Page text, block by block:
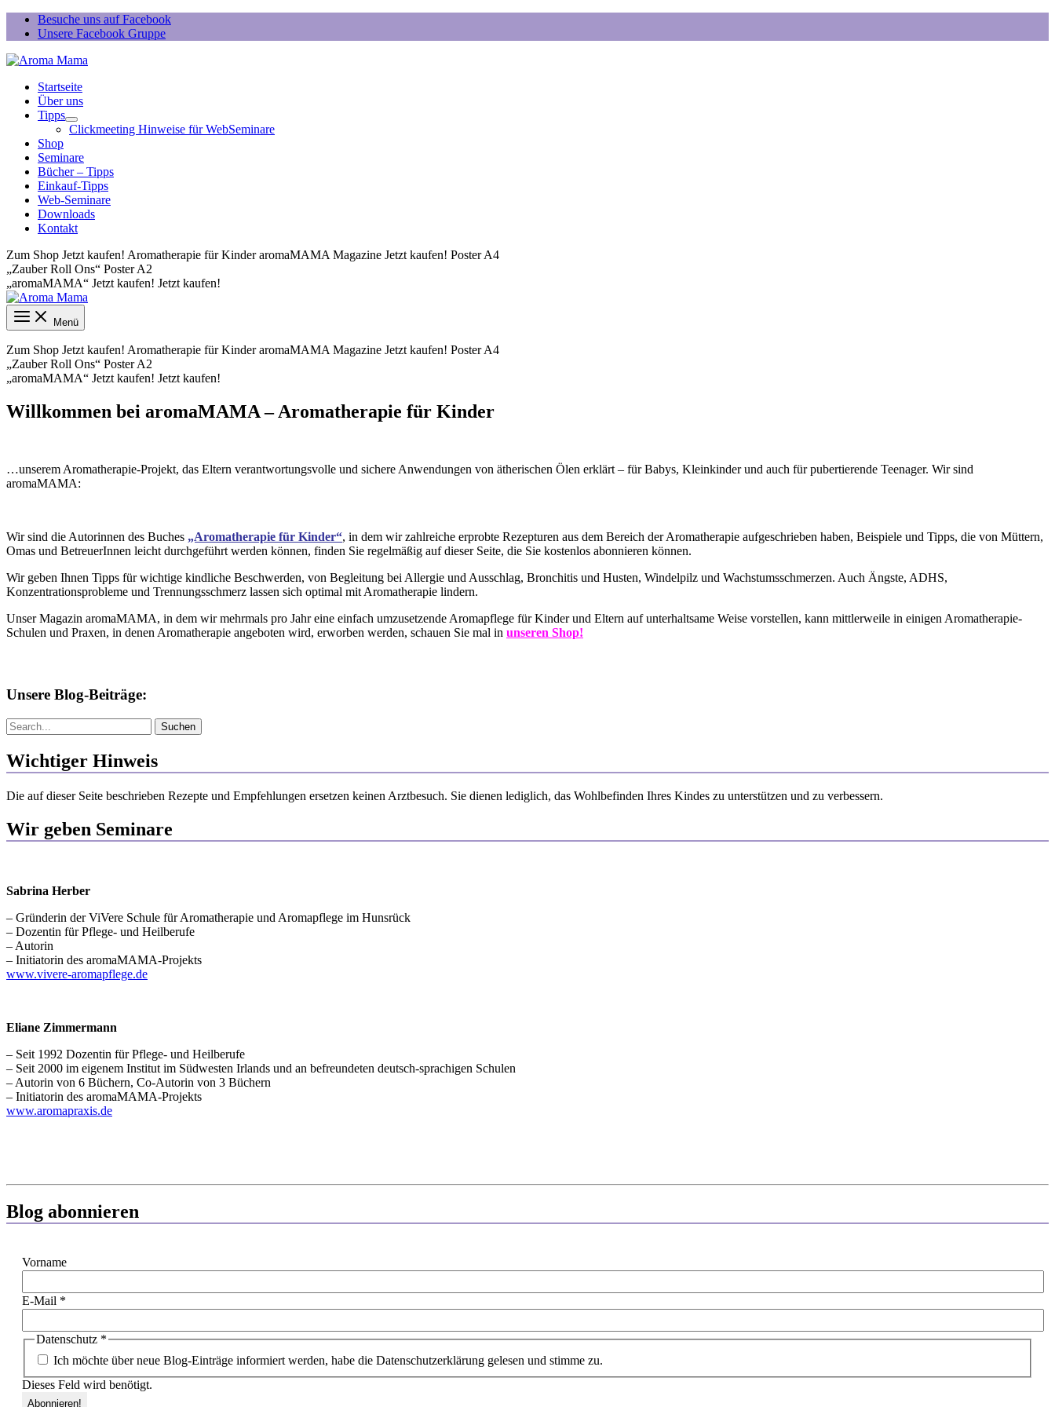
Zum
Inhalt
Besuche uns auf Facebook
Unsere Facebook Gruppe
Startseite
Über uns
Tipps
Clickmeeting Hinweise für WebSeminare
Shop
Seminare
Bücher – Tipps
Einkauf-Tipps
Web-Seminare
Downloads
Kontakt
Zum Shop Jetzt kaufen! Aromatherapie für Kinder aromaMAMA Magazine Jetzt kaufen! Poster A4
„Zauber Roll Ons“ Poster A2
„aromaMAMA“ Jetzt kaufen! Jetzt kaufen!
Menü
Zum Shop Jetzt kaufen! Aromatherapie für Kinder aromaMAMA Magazine Jetzt kaufen! Poster A4
„Zauber Roll Ons“ Poster A2
„aromaMAMA“ Jetzt kaufen! Jetzt kaufen!
Willkommen bei aromaMAMA – Aromatherapie für Kinder
…unserem Aromatherapie-Projekt, das Eltern verantwortungsvolle und sichere Anwendungen von ätherischen Ölen erklärt – für Babys, Kleinkinder und auch für pubertierende Teenager. Wir sind
aromaMAMA:
Wir sind die Autorinnen des Buches „Aromatherapie für Kinder“, in dem wir zahlreiche erprobte Rezepturen aus dem Bereich der Aromatherapie aufgeschrieben haben, Beispiele und Tipps, die von Müttern,
Omas und BetreuerInnen leicht durchgeführt werden können, finden Sie regelmäßig auf dieser Seite, die Sie kostenlos abonnieren können.
Wir geben Ihnen Tipps für wichtige kindliche Beschwerden, von Begleitung bei Allergie und Ausschlag, Bronchitis und Husten, Windelpilz und Wachstumsschmerzen. Auch Ängste, ADHS,
Konzentrationsprobleme und Trennungsschmerz lassen sich optimal mit Aromatherapie lindern.
Unser Magazin aromaMAMA, in dem wir mehrmals pro Jahr eine einfach umzusetzende Aromapflege für Kinder und Eltern auf unterhaltsame Weise vorstellen, kann mittlerweile in einigen Aromatherapie-
Schulen und Praxen, in denen Aromatherapie angeboten wird, erworben werden, schauen Sie mal in unseren Shop!
Unsere Blog-Beiträge:
Suchen
nach:
Wichtiger Hinweis
Die auf dieser Seite beschrieben Rezepte und Empfehlungen ersetzen keinen Arztbesuch. Sie dienen lediglich, das Wohlbefinden Ihres Kindes zu unterstützen und zu verbessern.
Wir geben Seminare
Sabrina Herber
– Gründerin der ViVere Schule für Aromatherapie und Aromapflege im Hunsrück
– Dozentin für Pflege- und Heilberufe
– Autorin
– Initiatorin des aromaMAMA-Projekts
www.vivere-aromapflege.de
Eliane Zimmermann
– Seit 1992 Dozentin für Pflege- und Heilberufe
– Seit 2000 im eigenem Institut im Südwesten Irlands und an befreundeten deutsch-sprachigen Schulen
– Autorin von 6 Büchern, Co-Autorin von 3 Büchern
– Initiatorin des aromaMAMA-Projekts
www.aromapraxis.de
Blog abonnieren
Vorname
E-Mail *
Datenschutz *
Ich möchte über neue Blog-Einträge informiert werden, habe die Datenschutzerklärung gelesen und stimme zu.
Dieses Feld wird benötigt.